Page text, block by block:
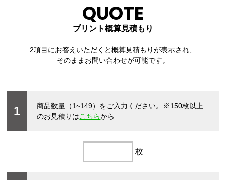
QUOTE
プリント概算見積もり
2項目にお答えいただくと概算見積もりが表示され、
そのままお問い合わせが可能です。
1 商品数量（1~149）をご入力ください。 ※150枚以上
のお見積りはこちらから
枚